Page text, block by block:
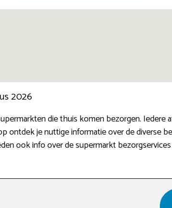
2026
die thuis komen bezorgen.
ontdek je nuttige informatie over de diverse
ook info over de supermarkt